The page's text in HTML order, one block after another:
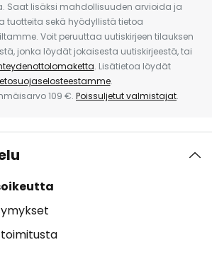
Saat lisäksi mahdollisuuden arvioida ja
tuotteita sekä hyödyllistä tietoa
Voit peruuttaa uutiskirjeen tilauksen
jonka löydät jokaisesta uutiskirjeestä, tai
. Lisätietoa löydät
.
109 €. Poissuljetut valmistajat.
toimitusta